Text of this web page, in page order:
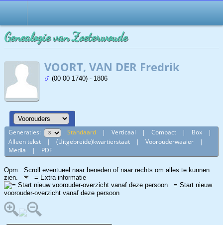
Genealogie van Zoeterwoude
VOORT, VAN DER Fredrik
(00 00 1740) - 1806
Generaties: Standaard |Verticaal |Compact | Box |
Alleen tekst |(Uitgebreide)kwartierstaat |Voorouderwaaier |
Media | PDF
Opm.: Scroll eventueel naar beneden of naar rechts om alles te kunnen
zien.
= Extra informatie
= Start nieuw
voorouder-overzicht vanaf deze persoon